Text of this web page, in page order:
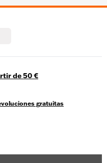
de 50 €
gratuitas